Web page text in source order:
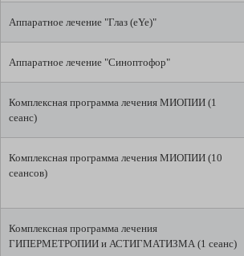
Аппаратное лечение "Глаз (eYe)"
Аппаратное лечение "Синоптофор"
Комплексная программа лечения МИОПИИ (1
сеанс)
Комплексная программа лечения МИОПИИ (10
сеансов)
Комплексная программа лечения
ГИПЕРМЕТРОПИИ и АСТИГМАТИЗМА (1 сеанс)